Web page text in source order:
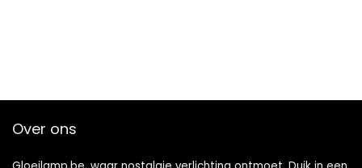
Over ons